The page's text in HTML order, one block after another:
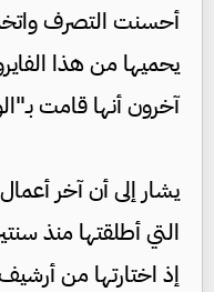
أحسنت التصرف
يحميها من هذا
آخرون أنها قامت
يشار إلى أن آخر
التي أطلقتها منذ
إذ اختارتها من أرشيف